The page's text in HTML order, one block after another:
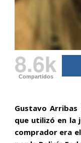
8.6k
Compartidos
Gustavo
que utilizó en la
comprador era